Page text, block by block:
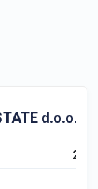
d.o.o.
2024